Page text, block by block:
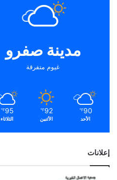
مدينة صفرو
غيوم متفرقة
90
℉
الأحد
92
℉
الأثنين
95
℉
الثلاثاء
إعلانات